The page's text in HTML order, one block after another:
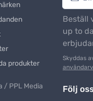
produkter
/ PPL Media
Beställ
up to
Skyddas
Följ